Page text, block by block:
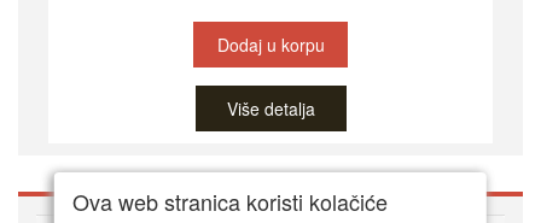
Dodaj u korpu
Više detalja
Ova web stranica koristi kolačiće